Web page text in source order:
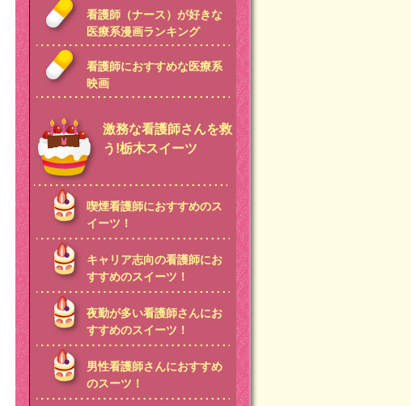
看護師（ナース）が好きな
医療系漫画ランキング
看護師におすすめな医療系
映画
激務な看護師さんを救
う!栃木スイーツ
喫煙看護師におすすめのス
イーツ！
キャリア志向の看護師にお
すすめのスイーツ！
夜勤が多い看護師さんにお
すすめのスイーツ！
男性看護師さんにおすすめ
のスーツ！